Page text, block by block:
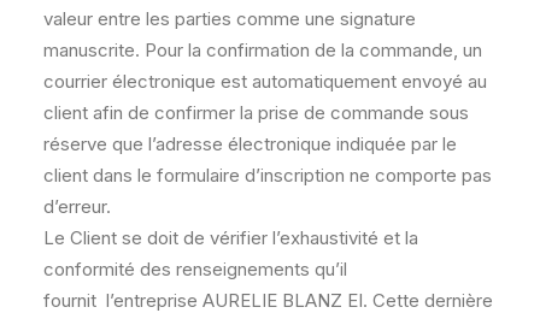
valeur entre les parties comme une signature
manuscrite. Pour la confirmation de la commande, un
courrier électronique est automatiquement envoyé au
client afin de confirmer la prise de commande sous
réserve que l’adresse électronique indiquée par le
client dans le formulaire d’inscription ne comporte pas
d’erreur.
Le Client se doit de vérifier l’exhaustivité et la
conformité des renseignements qu’il
fournit l’entreprise AURELIE BLANZ EI. Cette dernière